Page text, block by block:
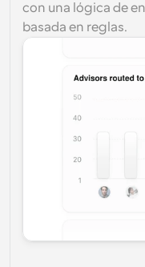
con una lógica de
basada en reglas.